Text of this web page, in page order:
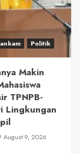
Politik
Makin
TPNPB-
Lingkungan
August 9, 2026